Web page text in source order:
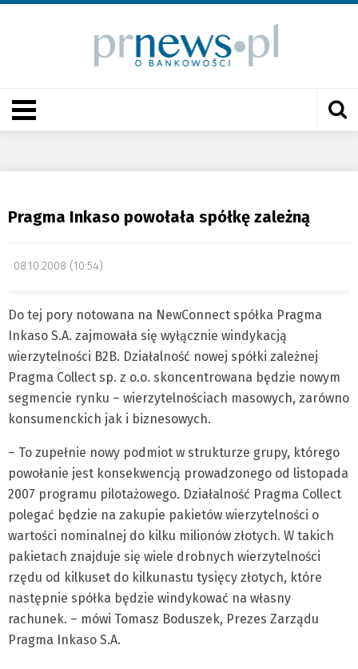
Pragma Inkaso powołała spółkę zależną
08.10.2008 (10:54)
Do tej pory notowana na NewConnect spółka Pragma
Inkaso S.A. zajmowała się wyłącznie windykacją
wierzytelności B2B. Działalność nowej spółki zależnej
Pragma Collect sp. z o.o. skoncentrowana będzie nowym
segmencie rynku – wierzytelnościach masowych, zarówno
konsumenckich jak i biznesowych.
– To zupełnie nowy podmiot w strukturze grupy, którego
powołanie jest konsekwencją prowadzonego od listopada
2007 programu pilotażowego. Działalność Pragma Collect
polegać będzie na zakupie pakietów wierzytelności o
wartości nominalnej do kilku milionów złotych. W takich
pakietach znajduje się wiele drobnych wierzytelności
rzędu od kilkuset do kilkunastu tysięcy złotych, które
następnie spółka będzie windykować na własny
rachunek. – mówi Tomasz Boduszek, Prezes Zarządu
Pragma Inkaso S.A.